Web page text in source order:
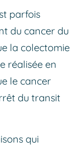
parfois
du cancer du
la colectomie
réalisée en
le cancer
du transit
qui